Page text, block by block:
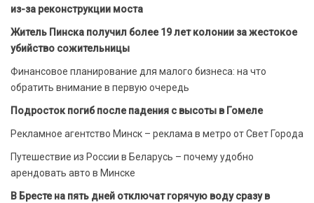
из-за реконструкции моста
Житель Пинска получил более 19 лет колонии за жестокое
убийство сожительницы
Финансовое планирование для малого бизнеса: на что
обратить внимание в первую очередь
Подросток погиб после падения с высоты в Гомеле
Рекламное агентство Минск – реклама в метро от Свет Города
Путешествие из России в Беларусь – почему удобно
арендовать авто в Минске
В Бресте на пять дней отключат горячую воду сразу в